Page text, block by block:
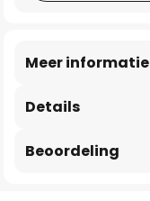
Details
Meer informatie
Beoordeling